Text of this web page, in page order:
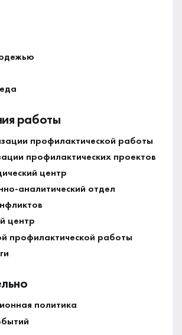
работы
профилактической работы
профилактических проектов
центр
аналитический отдел
центр
профилактической работы
политика